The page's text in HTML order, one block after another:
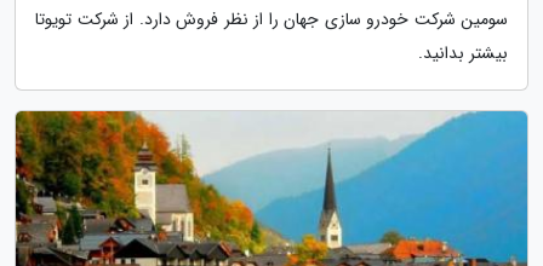
سومین شرکت خودرو سازی جهان را از نظر فروش دارد. از شرکت تویوتا
بیشتر بدانید.